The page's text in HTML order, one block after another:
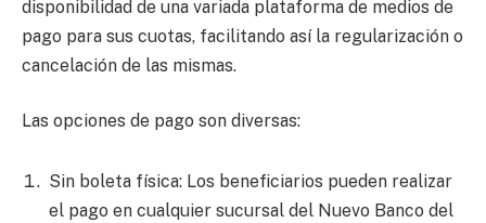
disponibilidad de una variada plataforma de medios de
pago para sus cuotas, facilitando así la regularización o
cancelación de las mismas.
Las opciones de pago son diversas:
Sin boleta física: Los beneficiarios pueden realizar
el pago en cualquier sucursal del Nuevo Banco del